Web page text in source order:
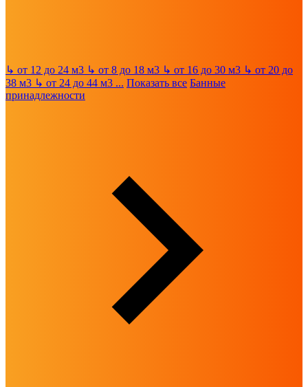
↳ от 12 до 24 м3 ↳ от 8 до 18 м3 ↳ от 16 до 30 м3 ↳ от 20 до
38 м3 ↳ от 24 до 44 м3 ... Показать все Банные
принадлежности